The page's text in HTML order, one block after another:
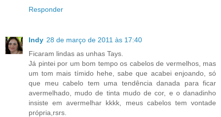
Responder
Indy 28 de março de 2011 às 17:40
Ficaram lindas as unhas Tays.
Já pintei por um bom tempo os cabelos de vermelhos, mas
um tom mais tímido hehe, sabe que acabei enjoando, só
que meu cabelo tem uma tendência danada para ficar
avermelhado, mudo de tinta mudo de cor, e o danadinho
insiste em avermelhar kkkk, meus cabelos tem vontade
própria,rsrs.